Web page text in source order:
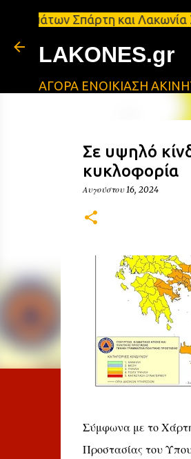
Σπάρτη και Λακωνία
LAKONES.gr
ΑΓΟΡΑ ΕΝΟΙΚΙΑΣΗ
Σε υψηλό
κυκλοφορία
Αυγούστου 16, 2024
Σύμφωνα με το Χάρτη
Προστασίας του